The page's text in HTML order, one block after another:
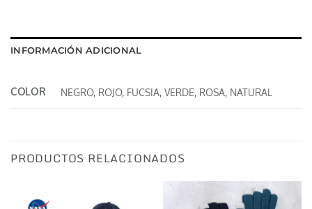
INFORMACIÓN ADICIONAL
COLOR NEGRO, ROJO, FUCSIA, VERDE, ROSA, NATURAL
PRODUCTOS RELACIONADOS